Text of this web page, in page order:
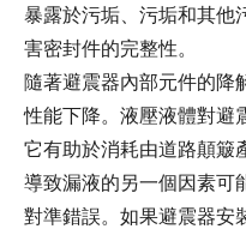
暴露於污垢、污垢和其他
害密封件的完整性。
隨著避震器內部元件的降
性能下降。液壓液體對避
它有助於消耗由道路顛簸
導致漏液的另一個因素可
對準錯誤。如果避震器安